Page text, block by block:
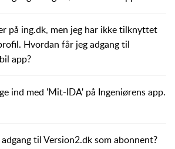
på ing.dk, men jeg har ikke tilknyttet
Hvordan får jeg adgang til
app?
ind med 'Mit-IDA' på Ingeniørens app.
til Version2.dk som abonnent?